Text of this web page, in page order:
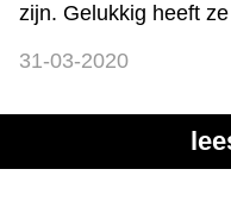
zijn. Gelukkig heeft
31-03-2020